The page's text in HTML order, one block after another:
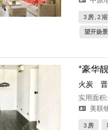
3 房 , 2
望开扬景
*豪华
火炭
实用面积
美联
3 房